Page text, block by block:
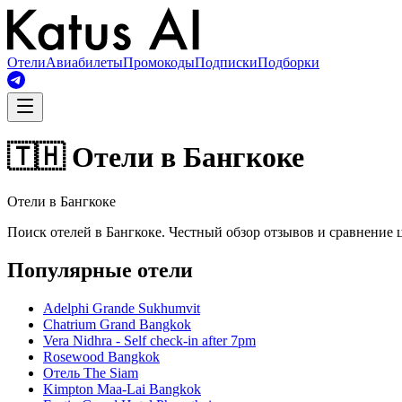
ОтелиАвиабилетыПромокодыПодпискиПодборки
🇹🇭 Отели в Бангкоке
Отели в Бангкоке
Поиск отелей в Бангкоке. Честный обзор отзывов и сравнение
Популярные отели
Adelphi Grande Sukhumvit
Chatrium Grand Bangkok
Vera Nidhra - Self check-in after 7pm
Rosewood Bangkok
Отель The Siam
Kimpton Maa-Lai Bangkok